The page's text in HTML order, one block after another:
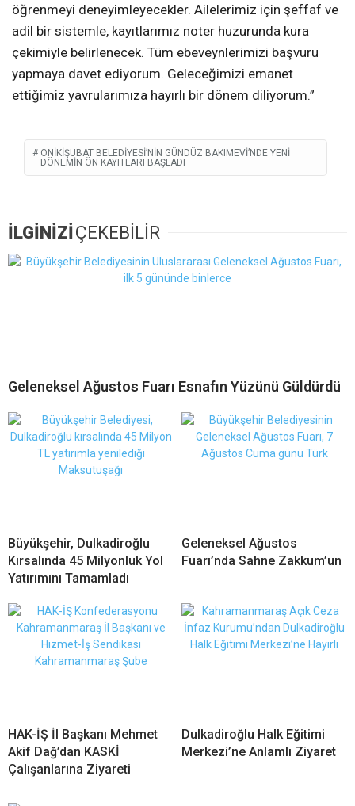
öğrenmeyi deneyimleyecekler. Ailelerimiz için şeffaf ve
adil bir sistemle, kayıtlarımız noter huzurunda kura
çekimiyle belirlenecek. Tüm ebeveynlerimizi başvuru
yapmaya davet ediyorum. Geleceğimizi emanet
ettiğimiz yavrularımıza hayırlı bir dönem diliyorum.”
ONIKIŞUBAT BELEDIYESI’NIN GÜNDÜZ BAKIMEVI’NDE YENI
DÖNEMIN ÖN KAYITLARI BAŞLADI
İLGİNİZİÇEKEBİLİR
Geleneksel Ağustos Fuarı Esnafın Yüzünü Güldürdü
Büyükşehir, Dulkadiroğlu
Kırsalında 45 Milyonluk Yol
Yatırımını Tamamladı
Geleneksel Ağustos
Fuarı’nda Sahne Zakkum’un
HAK-İŞ İl Başkanı Mehmet
Akif Dağ’dan KASKİ
Çalışanlarına Ziyareti
Dulkadiroğlu Halk Eğitimi
Merkezi’ne Anlamlı Ziyaret